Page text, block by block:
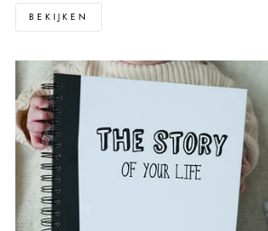
BEKIJKEN